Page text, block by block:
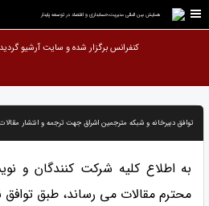
همایش بین المللی مدیریت،حسابداری و اقتصاد در توسعه پایدار
کنفرانس برگزار شده و سایت آرشیو
توافق دبیرخانه و شبکه مترجمین اشراق جهت ترجمه و انتشار مقالات
به اطلاع کلیه شرکت کنندگان و
محترم مقالات می رساند، طبق توافق